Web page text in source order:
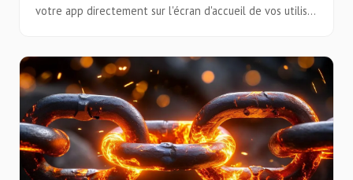
votre app directement sur l'écran d'accueil de vos utilis...